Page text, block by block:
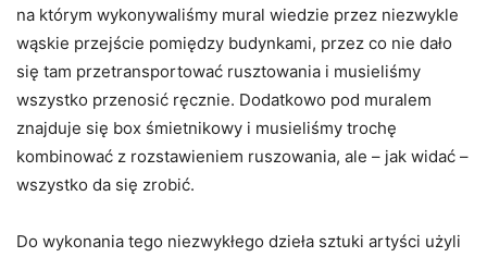
na którym wykonywaliśmy mural wiedzie przez niezwykle
wąskie przejście pomiędzy budynkami, przez co nie dało
się tam przetransportować rusztowania i musieliśmy
wszystko przenosić ręcznie. Dodatkowo pod muralem
znajduje się box śmietnikowy i musieliśmy trochę
kombinować z rozstawieniem ruszowania, ale – jak widać –
wszystko da się zrobić.
Do wykonania tego niezwykłego dzieła sztuki artyści użyli